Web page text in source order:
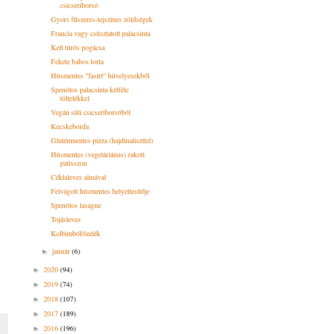
csicseriborsó
Gyors fűszeres-tejszínes zöldségek
Francia vagy csúsztatott palacsinta
Kelt túrós pogácsa
Fekete babos torta
Húsmentes "fasírt" hüvelyesekből
Spenótos palacsinta kétféle
töltelékkel
Vegán süti csicseriborsóból
Kecskeborda
Gluténmentes pizza (hajdinaliszttel)
Húsmentes (vegetáriánus) rakott
patisszon
Céklaleves almával
Felvágott húsmentes helyettesítője
Spenótos lasagne
Tojásleves
Kelbimbófőzelék
►január(6)
► 2020(94)
► 2019(74)
► 2018(107)
► 2017(189)
► 2016(196)